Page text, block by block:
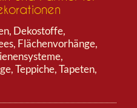
Dekostoffe,
Flächenvorhänge,
Teppiche, Tapeten,